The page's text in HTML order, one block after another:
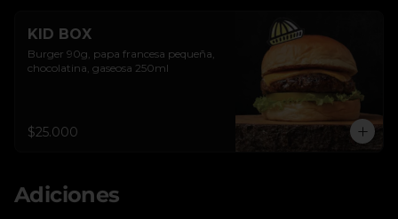
KID BOX
Burger 90g, papa francesa pequeña,
chocolatina, gaseosa 250ml
$25.000
Adiciones